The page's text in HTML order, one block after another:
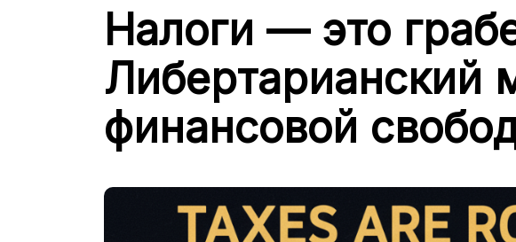
Налоги — это
Либертарианский
финансовой